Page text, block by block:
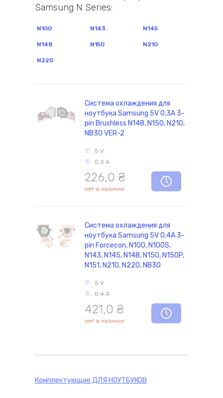
Samsung N Series:
N100 N143 N145
N148 N150 N210
N220
Система охлаждения для
ноутбука Samsung 5V 0,3А 3-
pin Brushless N148, N150, N210,
NB30 VER-2
5 V
0,3 А
226,0 ₴
нет в наличии
Система охлаждения для
ноутбука Samsung 5V 0,4А 3-
pin Forcecon, N100, N100S,
N143, N145, N148, N150, N150P,
N151, N210, N220, NB30
5 V
0,4 А
421,0 ₴
нет в наличии
Комплектующие ДЛЯ НОУТБУКОВ